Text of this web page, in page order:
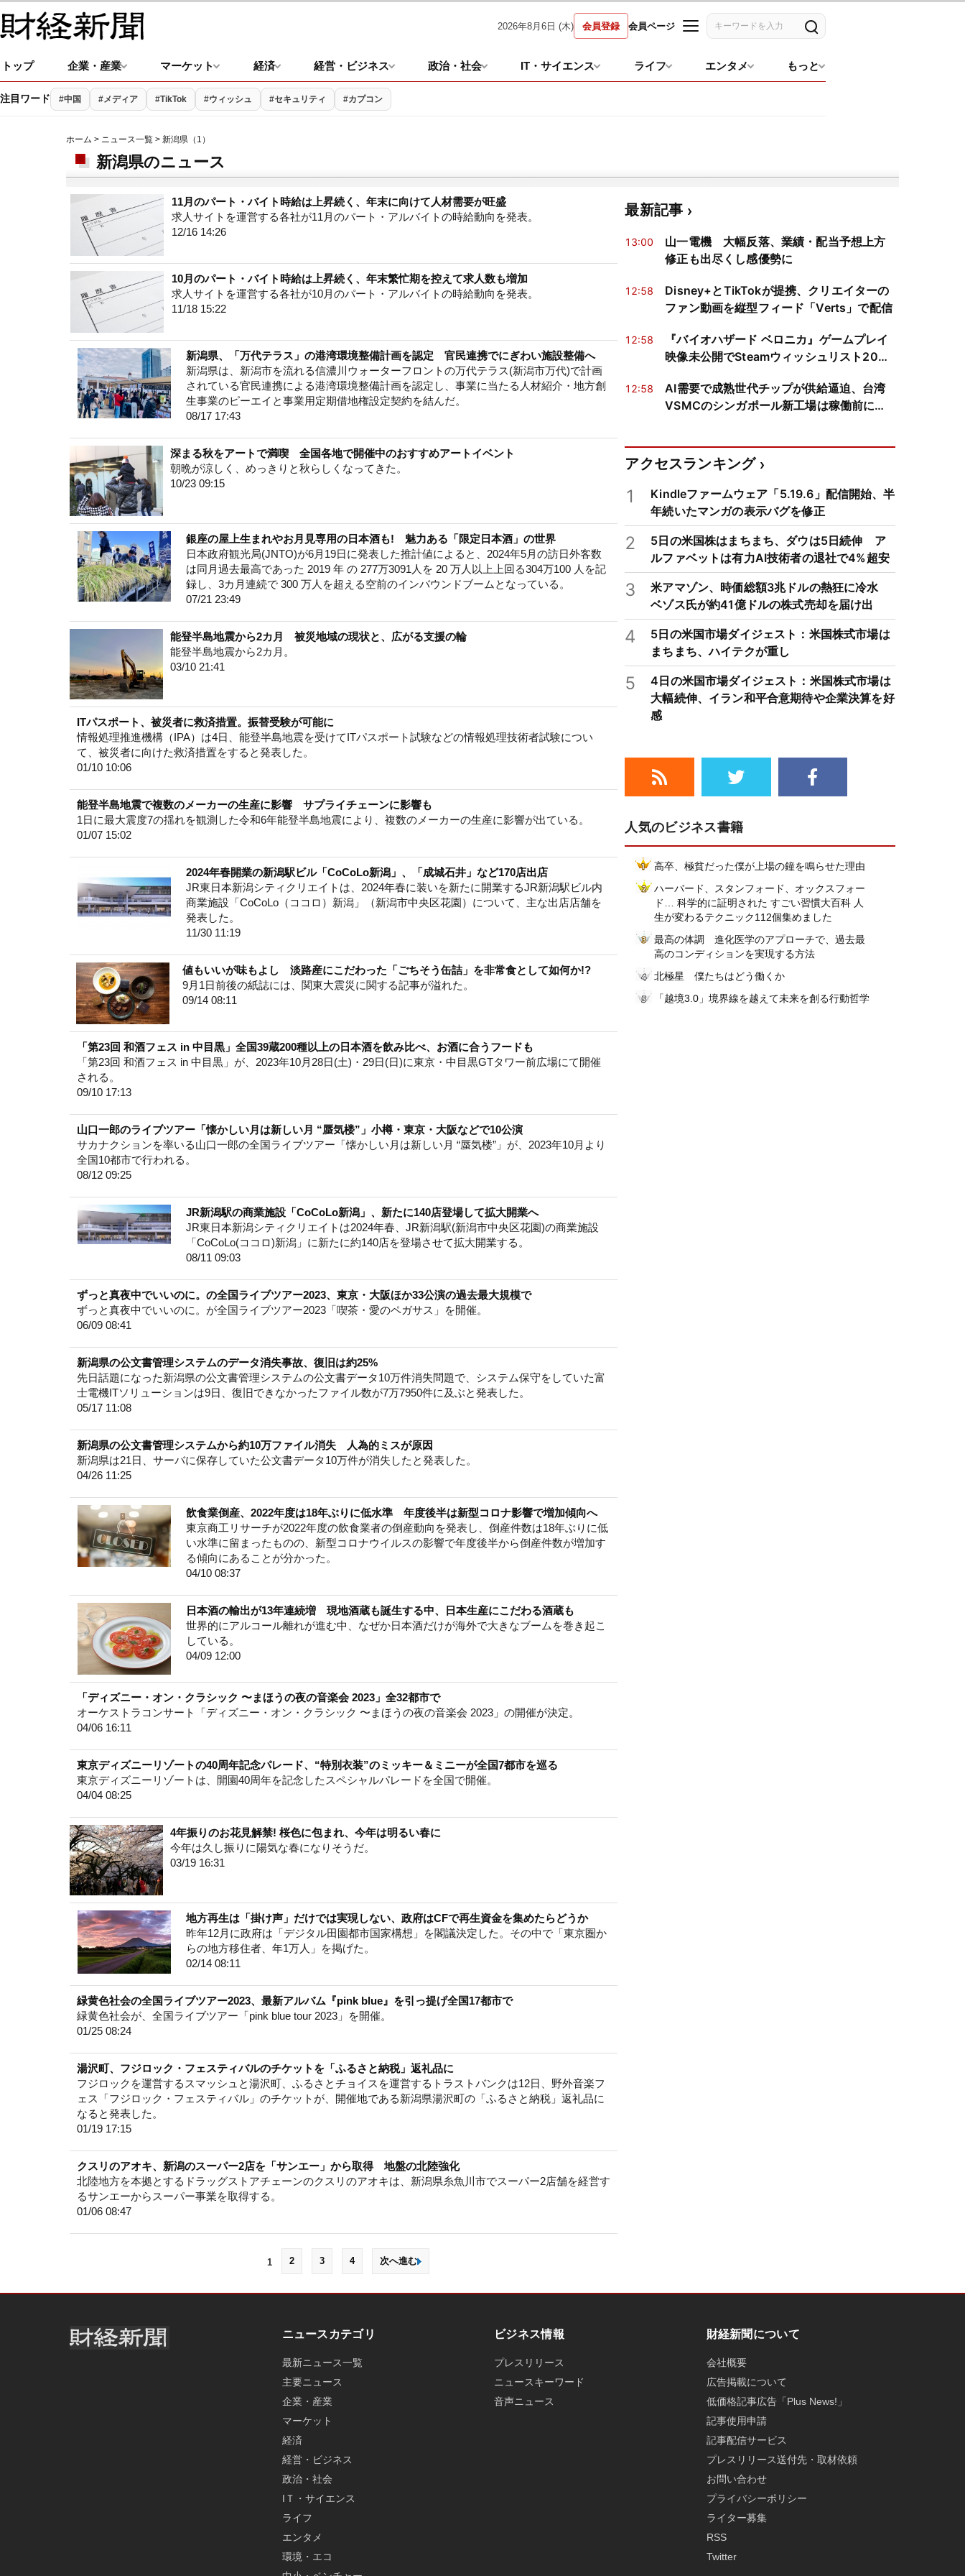
2026年8月6日 (木) 会員登録 会員ページ
記事を検索
トップ 企業・産業 マーケット 経済 経営・ビジネス 政治・社会 IT・サイエンス ライフ エンタメ もっと
注目ワード #中国 #メディア #TikTok #ウィッシュ #セキュリティ #カプコン
ホーム > ニュース一覧 > 新潟県（1）
新潟県のニュース
11月のパート・バイト時給は上昇続く、年末に向けて人材需要が旺盛
求人サイトを運営する各社が11月のパート・アルバイトの時給動向を発表。
12/16 14:26
10月のパート・バイト時給は上昇続く、年末繁忙期を控えて求人数も増加
求人サイトを運営する各社が10月のパート・アルバイトの時給動向を発表。
11/18 15:22
新潟県、「万代テラス」の港湾環境整備計画を認定 官民連携でにぎわい施設整備へ
新潟県は、新潟市を流れる信濃川ウォーターフロントの万代テラス(新潟市万代)で計画
されている官民連携による港湾環境整備計画を認定し、事業に当たる人材紹介・地方創
生事業のピーエイと事業用定期借地権設定契約を結んだ。
08/17 17:43
深まる秋をアートで満喫 全国各地で開催中のおすすめアートイベント
朝晩が涼しく、めっきりと秋らしくなってきた。
10/23 09:15
銀座の屋上生まれやお月見専用の日本酒も! 魅力ある「限定日本酒」の世界
日本政府観光局(JNTO)が6月19日に発表した推計値によると、2024年5月の訪日外客数
は同月過去最高であった 2019 年 の 277万3091人を 20 万人以上上回る304万100 人を記
録し、3カ月連続で 300 万人を超える空前のインバウンドブームとなっている。
07/21 23:49
能登半島地震から2カ月 被災地域の現状と、広がる支援の輪
能登半島地震から2カ月。
03/10 21:41
ITパスポート、被災者に救済措置。振替受験が可能に
情報処理推進機構（IPA）は4日、能登半島地震を受けてITパスポート試験などの情報処理技術者試験につい
て、被災者に向けた救済措置をすると発表した。
01/10 10:06
能登半島地震で複数のメーカーの生産に影響 サプライチェーンに影響も
1日に最大震度7の揺れを観測した令和6年能登半島地震により、複数のメーカーの生産に影響が出ている。
01/07 15:02
2024年春開業の新潟駅ビル「CoCoLo新潟」、「成城石井」など170店出店
JR東日本新潟シティクリエイトは、2024年春に装いを新たに開業するJR新潟駅ビル内
商業施設「CoCoLo（ココロ）新潟」（新潟市中央区花園）について、主な出店店舗を
発表した。
11/30 11:19
値もいいが味もよし 淡路産にこだわった「ごちそう缶詰」を非常食として如何か!?
9月1日前後の紙誌には、関東大震災に関する記事が溢れた。
09/14 08:11
「第23回 和酒フェス in 中目黒」全国39蔵200種以上の日本酒を飲み比べ、お酒に合うフードも
「第23回 和酒フェス in 中目黒」が、2023年10月28日(土)・29日(日)に東京・中目黒GTタワー前広場にて開催
される。
09/10 17:13
山口一郎のライブツアー「懐かしい月は新しい月 “蜃気楼”」小樽・東京・大阪などで10公演
サカナクションを率いる山口一郎の全国ライブツアー「懐かしい月は新しい月 “蜃気楼”」が、2023年10月より
全国10都市で行われる。
08/12 09:25
JR新潟駅の商業施設「CoCoLo新潟」、新たに140店登場して拡大開業へ
JR東日本新潟シティクリエイトは2024年春、JR新潟駅(新潟市中央区花園)の商業施設
「CoCoLo(ココロ)新潟」に新たに約140店を登場させて拡大開業する。
08/11 09:03
ずっと真夜中でいいのに。の全国ライブツアー2023、東京・大阪ほか33公演の過去最大規模で
ずっと真夜中でいいのに。が全国ライブツアー2023「喫茶・愛のペガサス」を開催。
06/09 08:41
新潟県の公文書管理システムのデータ消失事故、復旧は約25%
先日話題になった新潟県の公文書管理システムの公文書データ10万件消失問題で、システム保守をしていた富
士電機ITソリューションは9日、復旧できなかったファイル数が7万7950件に及ぶと発表した。
05/17 11:08
新潟県の公文書管理システムから約10万ファイル消失 人為的ミスが原因
新潟県は21日、サーバに保存していた公文書データ10万件が消失したと発表した。
04/26 11:25
飲食業倒産、2022年度は18年ぶりに低水準 年度後半は新型コロナ影響で増加傾向へ
東京商工リサーチが2022年度の飲食業者の倒産動向を発表し、倒産件数は18年ぶりに低
い水準に留まったものの、新型コロナウイルスの影響で年度後半から倒産件数が増加す
る傾向にあることが分かった。
04/10 08:37
日本酒の輸出が13年連続増 現地酒蔵も誕生する中、日本生産にこだわる酒蔵も
世界的にアルコール離れが進む中、なぜか日本酒だけが海外で大きなブームを巻き起こ
している。
04/09 12:00
「ディズニー・オン・クラシック 〜まほうの夜の音楽会 2023」全32都市で
オーケストラコンサート「ディズニー・オン・クラシック 〜まほうの夜の音楽会 2023」の開催が決定。
04/06 16:11
東京ディズニーリゾートの40周年記念パレード、“特別衣装”のミッキー＆ミニーが全国7都市を巡る
東京ディズニーリゾートは、開園40周年を記念したスペシャルパレードを全国で開催。
04/04 08:25
4年振りのお花見解禁! 桜色に包まれ、今年は明るい春に
今年は久し振りに陽気な春になりそうだ。
03/19 16:31
地方再生は「掛け声」だけでは実現しない、政府はCFで再生資金を集めたらどうか
昨年12月に政府は「デジタル田園都市国家構想」を閣議決定した。その中で「東京圏か
らの地方移住者、年1万人」を掲げた。
02/14 08:11
緑黄色社会の全国ライブツアー2023、最新アルバム『pink blue』を引っ提げ全国17都市で
緑黄色社会が、全国ライブツアー「pink blue tour 2023」を開催。
01/25 08:24
湯沢町、フジロック・フェスティバルのチケットを「ふるさと納税」返礼品に
フジロックを運営するスマッシュと湯沢町、ふるさとチョイスを運営するトラストバンクは12日、野外音楽フ
ェス「フジロック・フェスティバル」のチケットが、開催地である新潟県湯沢町の「ふるさと納税」返礼品に
なると発表した。
01/19 17:15
クスリのアオキ、新潟のスーパー2店を「サンエー」から取得 地盤の北陸強化
北陸地方を本拠とするドラッグストアチェーンのクスリのアオキは、新潟県糸魚川市でスーパー2店舗を経営す
るサンエーからスーパー事業を取得する。
01/06 08:47
1 2 3 4 次へ進む
最新記事
13:00
山一電機 大幅反落、業績・配当予想上方
修正も出尽くし感優勢に
12:58
Disney+とTikTokが提携、クリエイターの
ファン動画を縦型フィード「Verts」で配信
12:58
『バイオハザード ベロニカ』ゲームプレイ
映像未公開でSteamウィッシュリスト200
12:58
AI需要で成熟世代チップが供給逼迫、台湾
VSMCのシンガポール新工場は稼働前に完
アクセスランキング
1
Kindleファームウェア「5.19.6」配信開始、半
年続いたマンガの表示バグを修正
2
5日の米国株はまちまち、ダウは5日続伸 ア
ルファベットは有力AI技術者の退社で4%超安
3
米アマゾン、時価総額3兆ドルの熱狂に冷水
ベゾス氏が約41億ドルの株式売却を届け出
4
5日の米国市場ダイジェスト：米国株式市場は
まちまち、ハイテクが重し
5
4日の米国市場ダイジェスト：米国株式市場は
大幅続伸、イラン和平合意期待や企業決算を好
感
人気のビジネス書籍
高卒、極貧だった僕が上場の鐘を鳴らせた理由
ハーバード、スタンフォード、オックスフォー
ド… 科学的に証明された すごい習慣大百科 人
生が変わるテクニック112個集めました
最高の体調 進化医学のアプローチで、過去最
高のコンディションを実現する方法
北極星 僕たちはどう働くか
「越境3.0」境界線を越えて未来を創る行動哲学
ニュースカテゴリ
最新ニュース一覧
主要ニュース
企業・産業
マーケット
経済
経営・ビジネス
政治・社会
IＴ・サイエンス
ライフ
エンタメ
環境・エコ
ビジネス情報
プレスリリース
ニュースキーワード
音声ニュース
財経新聞について
会社概要
広告掲載について
低価格記事広告「Plus News!」
記事使用申請
記事配信サービス
プレスリリース送付先・取材依頼
お問い合わせ
プライバシーポリシー
ライター募集
RSS
Twitter